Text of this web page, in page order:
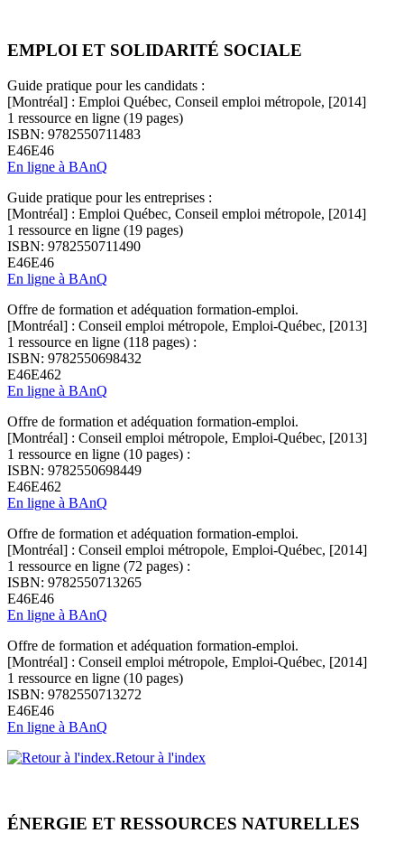
EMPLOI ET SOLIDARITÉ SOCIALE
Guide pratique pour les candidats :
[Montréal] : Emploi Québec, Conseil emploi métropole, [2014]
1 ressource en ligne (19 pages)
ISBN: 9782550711483
E46E46
En ligne à BAnQ
Guide pratique pour les entreprises :
[Montréal] : Emploi Québec, Conseil emploi métropole, [2014]
1 ressource en ligne (19 pages)
ISBN: 9782550711490
E46E46
En ligne à BAnQ
Offre de formation et adéquation formation-emploi.
[Montréal] : Conseil emploi métropole, Emploi-Québec, [2013]
1 ressource en ligne (118 pages) :
ISBN: 9782550698432
E46E462
En ligne à BAnQ
Offre de formation et adéquation formation-emploi.
[Montréal] : Conseil emploi métropole, Emploi-Québec, [2013]
1 ressource en ligne (10 pages) :
ISBN: 9782550698449
E46E462
En ligne à BAnQ
Offre de formation et adéquation formation-emploi.
[Montréal] : Conseil emploi métropole, Emploi-Québec, [2014]
1 ressource en ligne (72 pages) :
ISBN: 9782550713265
E46E46
En ligne à BAnQ
Offre de formation et adéquation formation-emploi.
[Montréal] : Conseil emploi métropole, Emploi-Québec, [2014]
1 ressource en ligne (10 pages)
ISBN: 9782550713272
E46E46
En ligne à BAnQ
Retour à l'index
ÉNERGIE ET RESSOURCES NATURELLES